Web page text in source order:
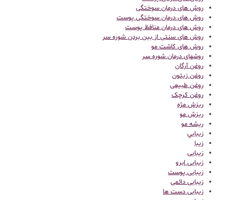
روش های درمان سوختگی
روش های درمان سوختگی پوست
روش های درمان منافظ پوست
روش های سنتی از بین بردن شوره سر
روش های کاشت مو
روشهای درمان شوره سر
روغن آرگان
روغن زیتون
روغن طبیعی
روغن کرچک
ریزش مژه
ریزش مو
ریشه مو
زيبايي
زیبا
زیبایی
زیبایی ابرو
زیبایی پوست
زیبایی دائمی
زیبایی دست ها